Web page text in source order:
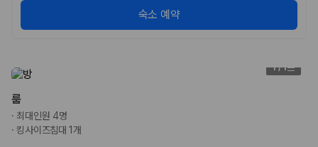
숙소 예약
1/1
룸
· 최대인원 4명
·킹사이즈침대 1개